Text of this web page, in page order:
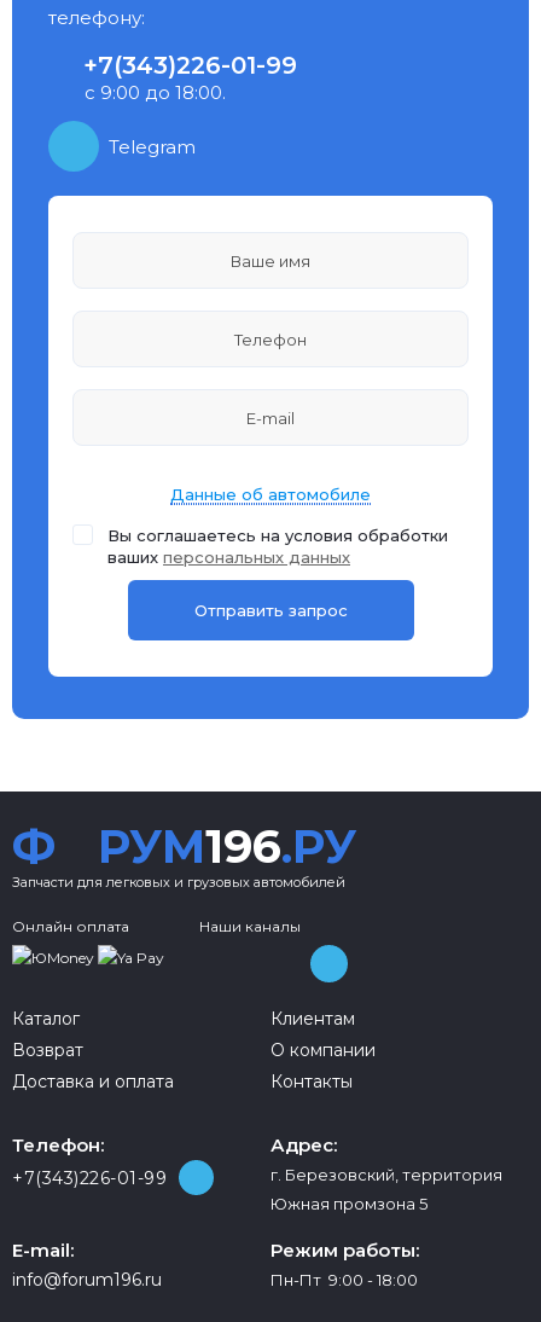
телефону:
+7(343)226-01-99
с 9:00 до 18:00.
Telegram
Данные об автомобиле
Вы соглашаетесь на условия обработки
ваших персональных данных
Ф РУМ196.РУ
Запчасти для легковых и грузовых автомобилей
Онлайн оплата Наши каналы
Каталог
Возврат
Доставка и оплата
Клиентам
О компании
Контакты
Телефон:
+7(343)226-01-99
Адрес:
г. Березовский, территория
Южная промзона 5
E-mail:
info@forum196.ru
Режим работы:
Пн-Пт 9:00 - 18:00